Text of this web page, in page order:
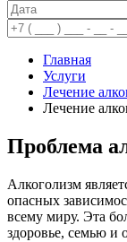
Главная
Услуги
Лечение
Лечение
Проблема
Алкоголизм
опасных
всему миру. Эта
здоровье, семью и